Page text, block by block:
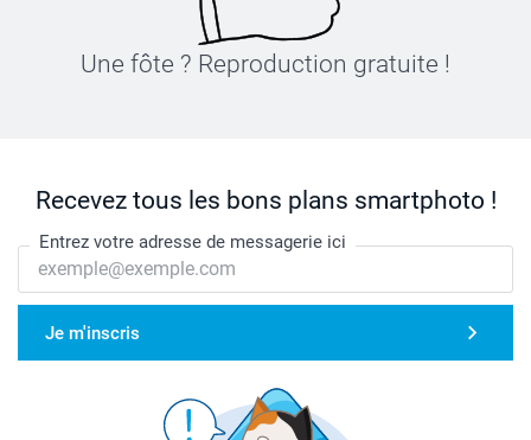
Une fôte ? Reproduction gratuite !
Recevez tous les bons plans smartphoto !
Entrez votre adresse de messagerie ici
Je m'inscris